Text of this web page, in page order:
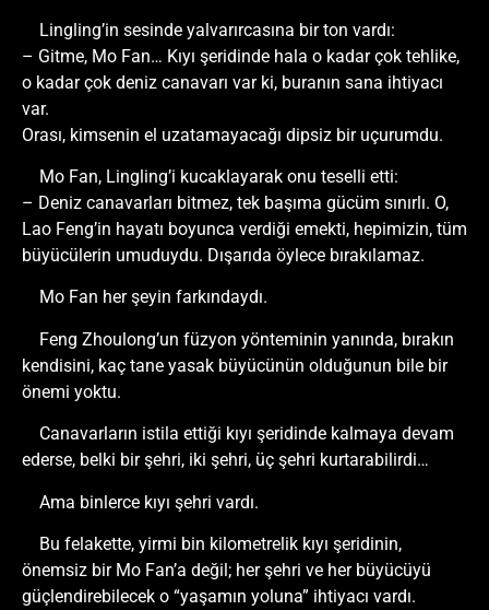
Lingling’in sesinde yalvarırcasına bir ton vardı:
– Gitme, Mo Fan… Kıyı şeridinde hala o kadar çok tehlike,
o kadar çok deniz canavarı var ki, buranın sana ihtiyacı
var.
Orası, kimsenin el uzatamayacağı dipsiz bir uçurumdu.
Mo Fan, Lingling’i kucaklayarak onu teselli etti:
– Deniz canavarları bitmez, tek başıma gücüm sınırlı. O,
Lao Feng’in hayatı boyunca verdiği emekti, hepimizin, tüm
büyücülerin umuduydu. Dışarıda öylece bırakılamaz.
Mo Fan her şeyin farkındaydı.
Feng Zhoulong’un füzyon yönteminin yanında, bırakın
kendisini, kaç tane yasak büyücünün olduğunun bile bir
önemi yoktu.
Canavarların istila ettiği kıyı şeridinde kalmaya devam
ederse, belki bir şehri, iki şehri, üç şehri kurtarabilirdi…
Ama binlerce kıyı şehri vardı.
Bu felakette, yirmi bin kilometrelik kıyı şeridinin,
önemsiz bir Mo Fan’a değil; her şehri ve her büyücüyü
güçlendirebilecek o “yaşamın yoluna” ihtiyacı vardı.